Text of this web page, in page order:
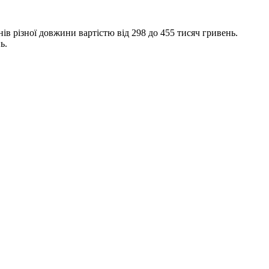
різної довжини вартістю від 298 до 455 тисяч гривень.